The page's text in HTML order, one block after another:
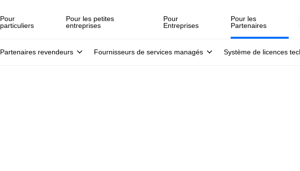
Pour
particuliers
Pour les petites
entreprises
Pour
Entreprises
Pour les
Partenaires
Partenaires revendeurs Fournisseurs de services managés Système de licences